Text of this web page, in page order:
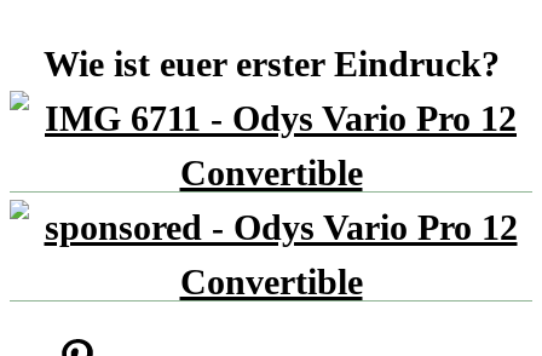
Wie ist euer erster Eindruck?